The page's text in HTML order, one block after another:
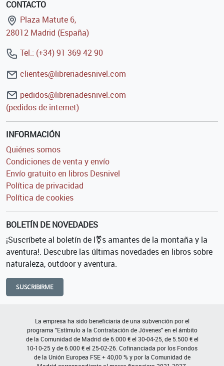
CONTACTO
Plaza Matute 6,
28012 Madrid (España)
Tel.: (+34) 91 369 42 90
clientes@libreriadesnivel.com
pedidos@libreriadesnivel.com
(pedidos de internet)
INFORMACIÓN
Quiénes somos
Condiciones de venta y envío
Envío gratuito en libros Desnivel
Política de privacidad
Política de cookies
BOLETÍN DE NOVEDADES
¡Suscríbete al boletín de l⚧s amantes de la montaña y la
aventura!. Descubre las últimas novedades en libros sobre
naturaleza, outdoor y aventura.
SUSCRIBIRME
La empresa ha sido beneficiaria de una subvención por el
programa "Estímulo a la Contratación de Jóvenes" en el ámbito
de la Comunidad de Madrid de 6.000 € el 30-04-25, de 5.500 € el
10-10-25 y de 6.000 € el 25-02-26. Cofinanciada por los Fondos
de la Unión Europea FSE + 40,00 % y por la Comunidad de